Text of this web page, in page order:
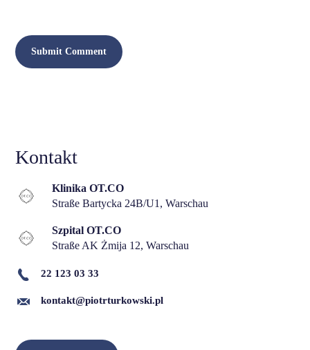
Kontakt
Klinika OT.CO
Straße Bartycka 24B/U1, Warschau
Szpital OT.CO
Straße AK Żmija 12, Warschau
22 123 03 33
kontakt@piotrturkowski.pl